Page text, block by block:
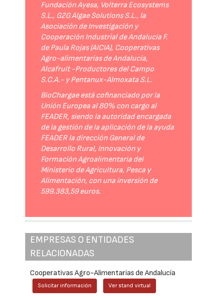
Fundación Ayesa, Volterra Ecosystems
S.L., G2G Algae Solutions S.L., la
Asociación de Investigación y
Cooperación Industrial de Andalucía F.
de Paula Rojas (AICIA), Cooperativas
Agro-alimentarias de Andalucía,
Alcafruit -Productores del Campo
S.C.A.- y Pentanux-Almoxata S.L.
BioChargae está cofinanciado por la
Unión Europea al 80% con cargo al
FEADER, siendo la autoridad encargada
de la gestión de la aplicación de la ayuda
FEADER la dirección General de
Desarrollo Rural, Innovación y
Formación Agroalimentaria del
Ministerio de Agricultura, Pesca y
Alimentación, con una inversión de
599.383,59 euros.
EMPRESAS O ENTIDADES
RELACIONADAS
Cooperativas Agro-Alimentarias de Andalucía
Solicitar información Ver stand virtual